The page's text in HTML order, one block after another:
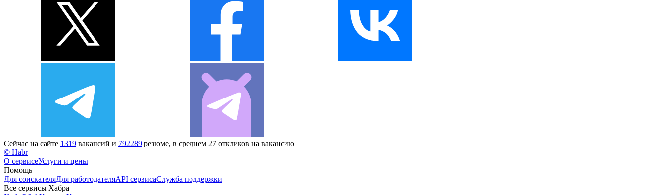
Сейчас на сайте 1319 вакансий и 792289 резюме, в среднем 27 откликов на вакансию
© Habr
О сервисеУслуги и цены
Помощь
Для соискателяДля работодателяAPI сервисаСлужба поддержки
Все сервисы Хабра